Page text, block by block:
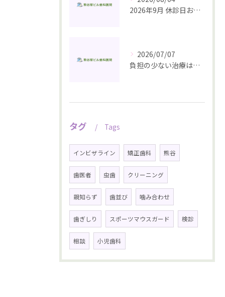
2026年9月 休診日お知らせ
2026/07/07
負担の少ない治療は、予防から始まる
タグ Tags
インビザライン 矯正歯科 熊谷
歯医者 虫歯 クリーニング
親知らず 歯並び 噛み合わせ
歯ぎしり スポーツマウスガード 検診
相談 小児歯科